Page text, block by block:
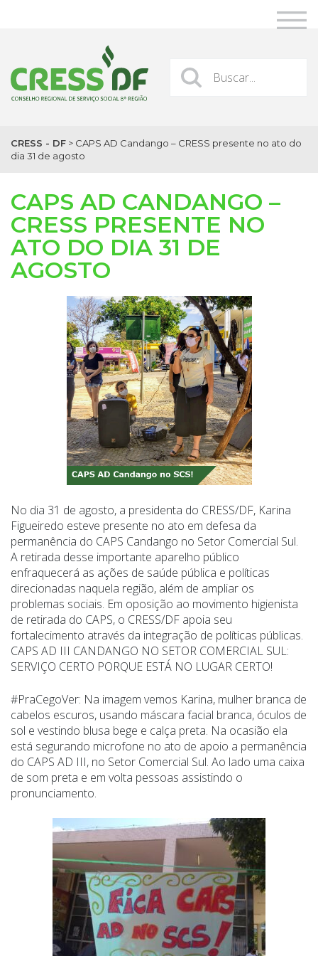
CRESS - DF > CAPS AD Candango – CRESS presente no ato do
dia 31 de agosto
CAPS AD CANDANGO –
CRESS PRESENTE NO
ATO DO DIA 31 DE
AGOSTO
No dia 31 de agosto, a presidenta do CRESS/DF, Karina
Figueiredo esteve presente no ato em defesa da
permanência do CAPS Candango no Setor Comercial Sul.
A retirada desse importante aparelho público
enfraquecerá as ações de saúde pública e políticas
direcionadas naquela região, além de ampliar os
problemas sociais. Em oposição ao movimento higienista
de retirada do CAPS, o CRESS/DF apoia seu
fortalecimento através da integração de políticas públicas.
CAPS AD III CANDANGO NO SETOR COMERCIAL SUL:
SERVIÇO CERTO PORQUE ESTÁ NO LUGAR CERTO!
#PraCegoVer: Na imagem vemos Karina, mulher branca de
cabelos escuros, usando máscara facial branca, óculos de
sol e vestindo blusa bege e calça preta. Na ocasião ela
está segurando microfone no ato de apoio a permanência
do CAPS AD III, no Setor Comercial Sul. Ao lado uma caixa
de som preta e em volta pessoas assistindo o
pronunciamento.